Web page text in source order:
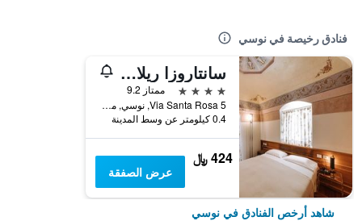
فنادق رخيصة في نوسي
سانتاروزا ريلاس
4 نجوم
ممتاز 9.2
Via Santa Rosa 5, نوسي, مقاطعة باري, إيطاليا
0.4 كيلومتر عن وسط المدينة
424 ﷼
عرض الصفقة
شاهد أرخص الفنادق في نوسي